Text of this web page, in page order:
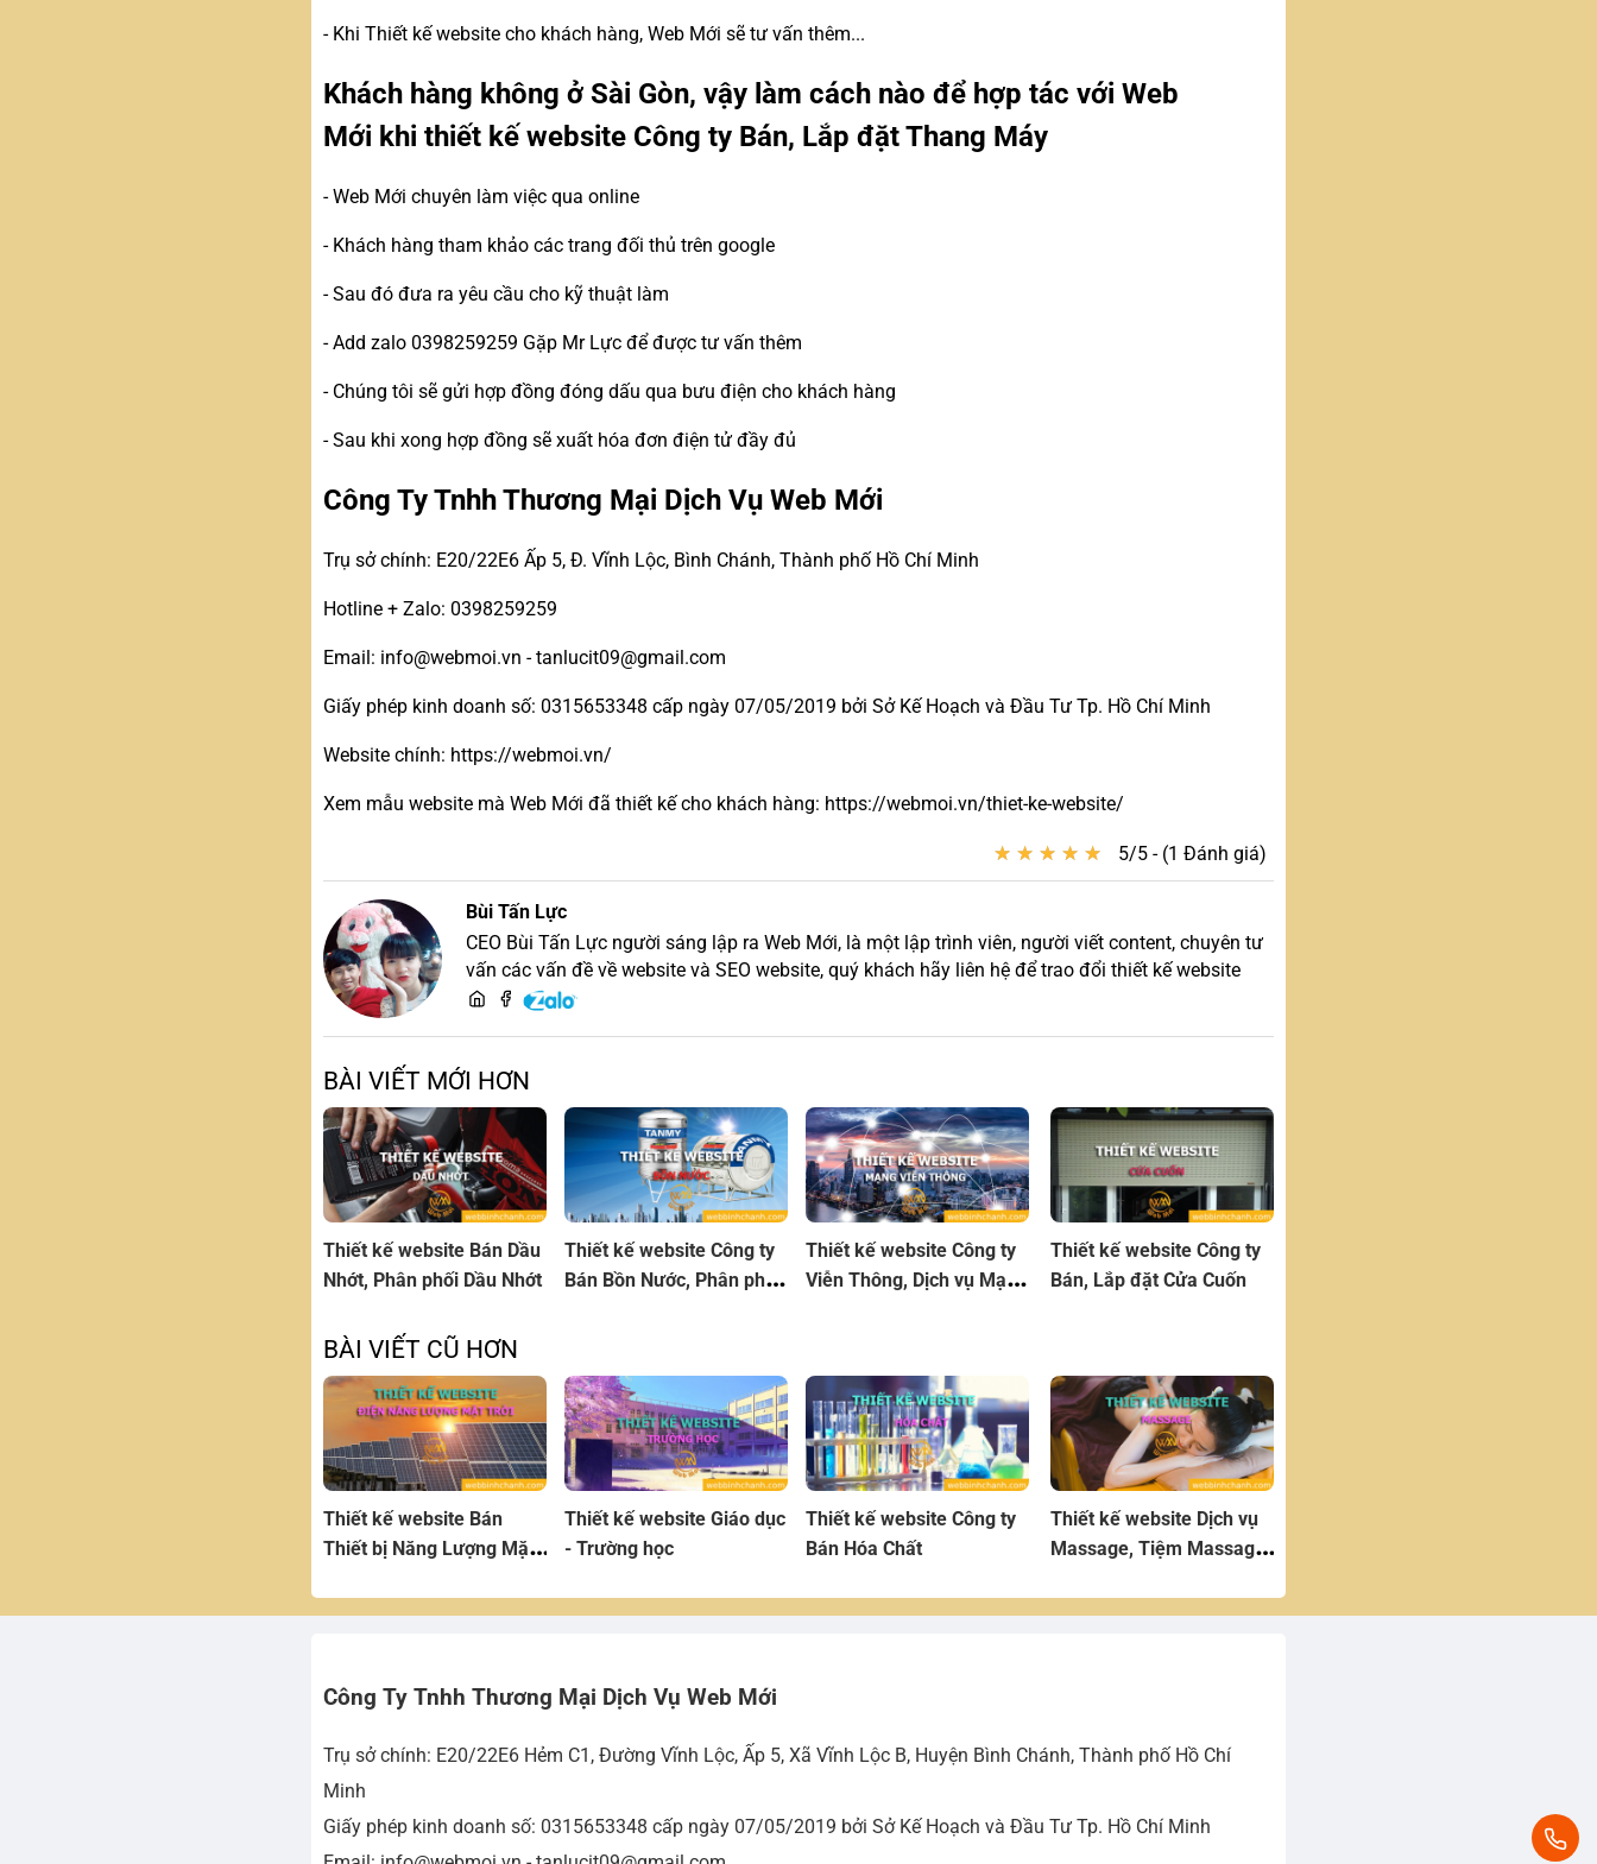
- Khi Thiết kế website cho khách hàng, Web Mới sẽ tư vấn thêm...
Khách hàng không ở Sài Gòn, vậy làm cách nào để hợp tác với Web
Mới khi thiết kế website Công ty Bán, Lắp đặt Thang Máy
- Web Mới chuyên làm việc qua online
- Khách hàng tham khảo các trang đối thủ trên google
- Sau đó đưa ra yêu cầu cho kỹ thuật làm
- Add zalo 0398259259 Gặp Mr Lực để được tư vấn thêm
- Chúng tôi sẽ gửi hợp đồng đóng dấu qua bưu điện cho khách hàng
- Sau khi xong hợp đồng sẽ xuất hóa đơn điện tử đầy đủ
Công Ty Tnhh Thương Mại Dịch Vụ Web Mới
Trụ sở chính: E20/22E6 Ấp 5, Đ. Vĩnh Lộc, Bình Chánh, Thành phố Hồ Chí Minh
Hotline + Zalo: 0398259259
Email: info@webmoi.vn - tanlucit09@gmail.com
Giấy phép kinh doanh số: 0315653348 cấp ngày 07/05/2019 bởi Sở Kế Hoạch và Đầu Tư Tp. Hồ Chí Minh
Website chính: https://webmoi.vn/
Xem mẫu website mà Web Mới đã thiết kế cho khách hàng: https://webmoi.vn/thiet-ke-website/
★ ★ ★ ★ ★
★ ★ ★ ★ ★ 5/5 - (1 Đánh giá)
Bùi Tấn Lực
CEO Bùi Tấn Lực người sáng lập ra Web Mới, là một lập trình viên, người viết content, chuyên tư
vấn các vấn đề về website và SEO website, quý khách hãy liên hệ để trao đổi thiết kế website
BÀI VIẾT MỚI HƠN
Thiết kế website Bán Dầu
Nhớt, Phân phối Dầu Nhớt
Thiết kế website Công ty
Bán Bồn Nước, Phân phối
Thiết kế website Công ty
Viễn Thông, Dịch vụ Mạng
Thiết kế website Công ty
Bán, Lắp đặt Cửa Cuốn
BÀI VIẾT CŨ HƠN
Thiết kế website Bán
Thiết bị Năng Lượng Mặt
Thiết kế website Giáo dục
- Trường học
Thiết kế website Công ty
Bán Hóa Chất
Thiết kế website Dịch vụ
Massage, Tiệm Massage,
Công Ty Tnhh Thương Mại Dịch Vụ Web Mới
Trụ sở chính: E20/22E6 Hẻm C1, Đường Vĩnh Lộc, Ấp 5, Xã Vĩnh Lộc B, Huyện Bình Chánh, Thành phố Hồ Chí
Minh
Giấy phép kinh doanh số: 0315653348 cấp ngày 07/05/2019 bởi Sở Kế Hoạch và Đầu Tư Tp. Hồ Chí Minh